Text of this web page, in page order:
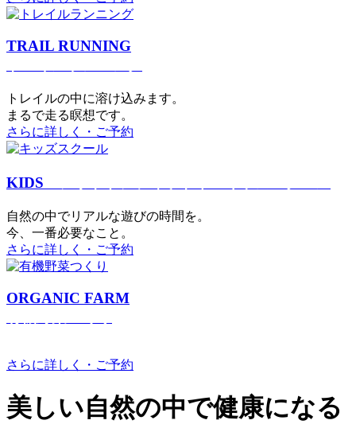
TRAIL RUNNING
トレイルの中に溶け込みます。
まるで⾛る瞑想です。
さらに詳しく・ご予約
KIDS
⾃然の中でリアルな遊びの時間を。
今、⼀番必要なこと。
さらに詳しく・ご予約
ORGANIC FARM
さらに詳しく・ご予約
美しい⾃然の中で健康になる